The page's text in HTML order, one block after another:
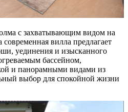
с захватывающим видом на
вилла предлагает
уединения и изысканного
бассейном,
и панорамными видами из
выбор для спокойной жизни